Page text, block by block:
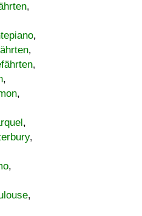
,
,
,
,
,
,
,
,
,
,